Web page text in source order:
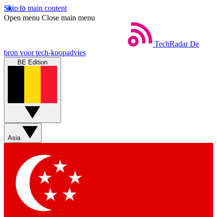
Skip to main content
Open menu Close main menu
TechRadar De
bron voor tech-koopadvies
BE Edition
Asia